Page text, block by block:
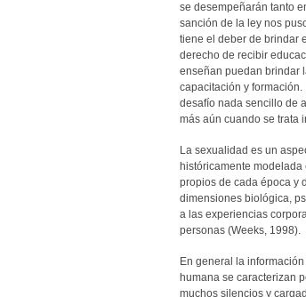
se desempeñarán tanto
sanción de la ley nos
tiene el deber de brindar
derecho de recibir
enseñan puedan brindar
capacitación y
desafío nada sencillo de
más aún cuando se trata
La sexualidad es un
históricamente
propios de cada época y
dimensiones biológica,
a las experiencias
personas (Weeks, 1998).
En general la
humana se caracterizan
muchos silencios y